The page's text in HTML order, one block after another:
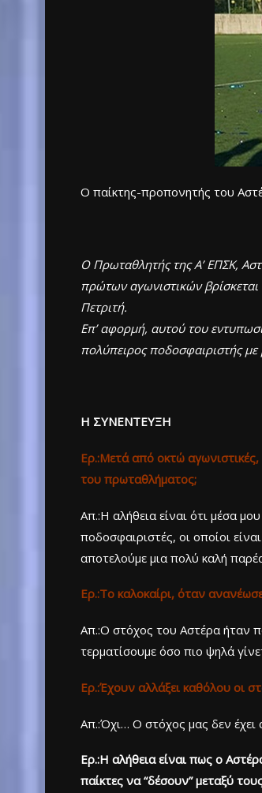
Ο παίκτης-προπονητής του
O Πρωταθλητής της Α’ ΕΠΣΚ,
πρώτων αγωνιστικών
Πετριτή.
Επ’ αφορμή, αυτού του
πολύπειρος ποδοσφαιριστής
Η ΣΥΝΕΝΤΕΥΞΗ
Ερ.:Μετά από οκτώ
του πρωταθλήματος;
Απ.:Η αλήθεια είναι ότι μέσα
ποδοσφαιριστές, οι οποίοι
αποτελούμε μια πολύ καλή
Ερ.:Το καλοκαίρι, όταν
Aπ.:Ο στόχος του Αστέρα ήταν
τερματίσουμε όσο πιο ψηλά
Ερ.:Έχουν αλλάξει καθόλου οι
Απ.:Όχι… O στόχος μας δεν έχει
Ερ.:Η αλήθεια είναι πως ο
παίκτες να “δέσουν” μεταξύ